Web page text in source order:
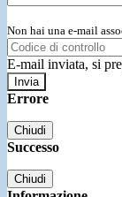
Non hai una e-mail
E-mail inviata, si
Errore
Chiudi
Successo
Chiudi